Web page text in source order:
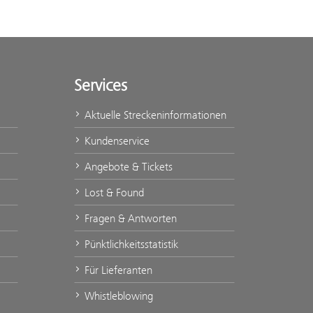
Services
Aktuelle Streckeninformationen
Kundenservice
Angebote & Tickets
Lost & Found
Fragen & Antworten
Pünktlichkeitsstatistik
Für Lieferanten
Whistleblowing